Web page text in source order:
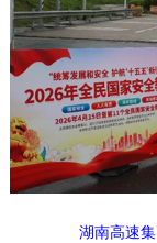
湖南高速